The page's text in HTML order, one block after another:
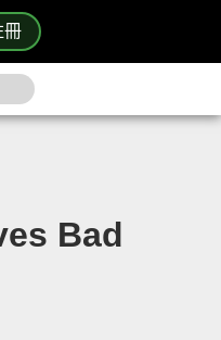
冊
Bad